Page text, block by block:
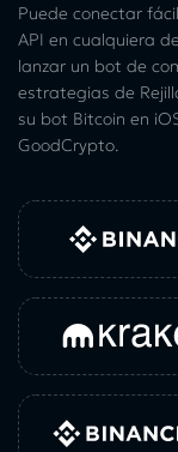
Puede conectar
API en cualquiera
lanzar un bot de
estrategias de
su bot Bitcoin en
GoodCrypto.